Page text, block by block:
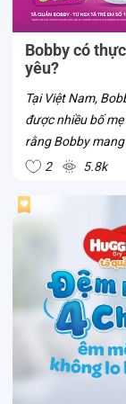
Bobby có
yêu?
Tại Việt Nam,
được nhiều bố
rằng Bobby
bé mặc tã. Liệu
2 5.8k